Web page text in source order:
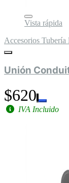
Vista rápida
Accesorios
Unión
$620
IVA Incluido